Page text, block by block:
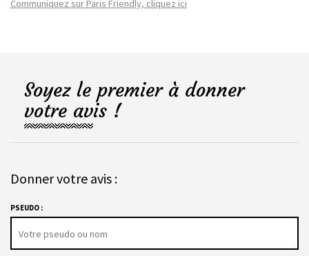
Communiquez sur Paris Friendly, cliquez ici
Soyez le premier à donner
votre avis !
Donner votre avis :
PSEUDO :